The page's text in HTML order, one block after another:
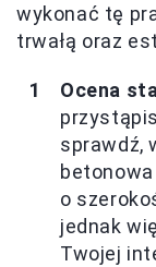
wykonać tę
trwałą oraz
Ocena
sprawdź,
o
jednak
Twojej